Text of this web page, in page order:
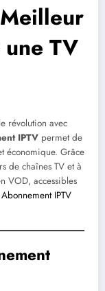
TV
révolution avec
IPTV permet de
économique. Grâce
de chaînes TV et à
VOD, accessibles
IPTV